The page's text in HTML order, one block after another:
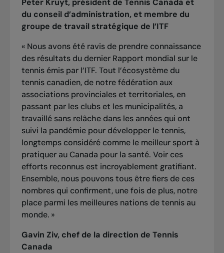
Peter Kruyt, président de Tennis Canada et
du conseil d’administration, et membre du
groupe de travail stratégique de l’ITF
« Nous avons été ravis de prendre connaissance
des résultats du dernier Rapport mondial sur le
tennisémis par l’ITF. Tout l’écosystème du
tennis canadien, de notre fédération aux
associations provinciales et territoriales, en
passant par les clubs et les municipalités, a
travaillé sans relâche dans les années qui ont
suivi la pandémie pour développer le tennis,
longtemps considéré comme le meilleur sport à
pratiquer au Canada pour la santé. Voir ces
efforts reconnus est incroyablement gratifiant.
Ensemble, nous pouvons tous être fiers de ces
nombres qui confirment, une fois de plus, notre
place parmi les meilleures nations de tennis au
monde. »
Gavin Ziv, chef de la direction de Tennis
Canada